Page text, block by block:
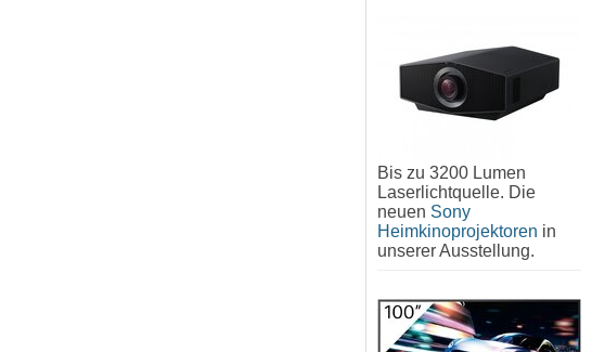
Bis zu 3200 Lumen
Laserlichtquelle. Die
neuen Sony
Heimkinoprojektoren in
unserer Ausstellung.